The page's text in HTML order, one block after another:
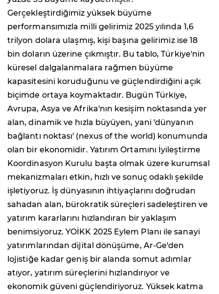
Gerçekleştirdiğimiz yüksek büyüme
performansımızla milli gelirimiz 2025 yılında 1,6
trilyon dolara ulaşmış, kişi başına gelirimiz ise 18
bin doların üzerine çıkmıştır. Bu tablo, Türkiye'nin
küresel dalgalanmalara rağmen büyüme
kapasitesini koruduğunu ve güçlendirdiğini açık
biçimde ortaya koymaktadır. Bugün Türkiye,
Avrupa, Asya ve Afrika'nın kesişim noktasında yer
alan, dinamik ve hızla büyüyen, yani 'dünyanın
bağlantı noktası' (nexus of the world) konumunda
olan bir ekonomidir. Yatırım Ortamını İyileştirme
Koordinasyon Kurulu başta olmak üzere kurumsal
mekanizmaları etkin, hızlı ve sonuç odaklı şekilde
işletiyoruz. İş dünyasının ihtiyaçlarını doğrudan
sahadan alan, bürokratik süreçleri sadeleştiren ve
yatırım kararlarını hızlandıran bir yaklaşım
benimsiyoruz. YOİKK 2025 Eylem Planı ile sanayi
yatırımlarından dijital dönüşüme, Ar-Ge'den
lojistiğe kadar geniş bir alanda somut adımlar
atıyor, yatırım süreçlerini hızlandırıyor ve
ekonomik güveni güçlendiriyoruz. Yüksek katma